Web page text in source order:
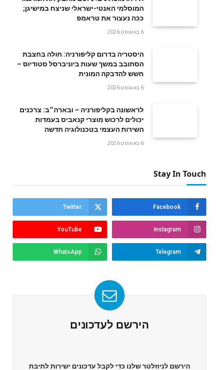
המוסלמי האנטי-ישראלי שניצח במישיגן;
ככה נעצור את טראמפ
6 באוגוסט 2026
היסטריה בדרום קליפורניה: חולה בחצבת
הסתובב במשך שעות ביוניברסל סטודיוס –
חשש להדבקה המונית
6 באוגוסט 2026
לראשונה בקליפורניה – ובארה״ב: צרכנים
יכולים לרכוש מוצרי קנאביס בעמדות
השירות העצמי בטכנולוגיה חדשה
6 באוגוסט 2026
Stay In Touch
Facebook
Twitter
Instagram
YouTube
Telegram
WhatsApp
הירשם לעדכונים
הירשם לניוזלטר שלנו כדי לקבל עדכונים ישירות לתיבת